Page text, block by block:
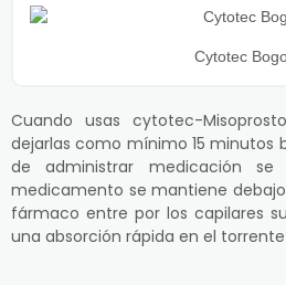
Cytotec
Cuando usas cytotec-
dejarlas como mínimo 15 minutos
de administrar medicación
medicamento se mantiene
fármaco entre por los capilares
una absorción rápida en el